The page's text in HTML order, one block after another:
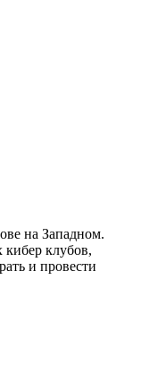
на Западном.
кибер клубов,
и провести